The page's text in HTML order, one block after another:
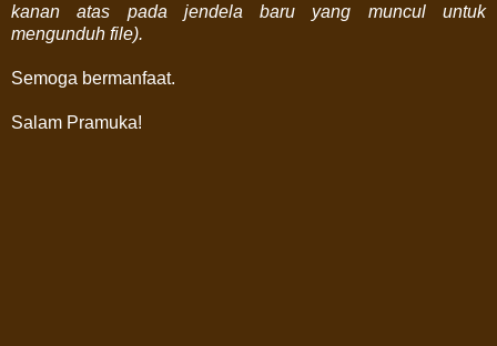
kanan atas pada jendela baru yang muncul untuk
mengunduh file).
Semoga bermanfaat.
Salam Pramuka!